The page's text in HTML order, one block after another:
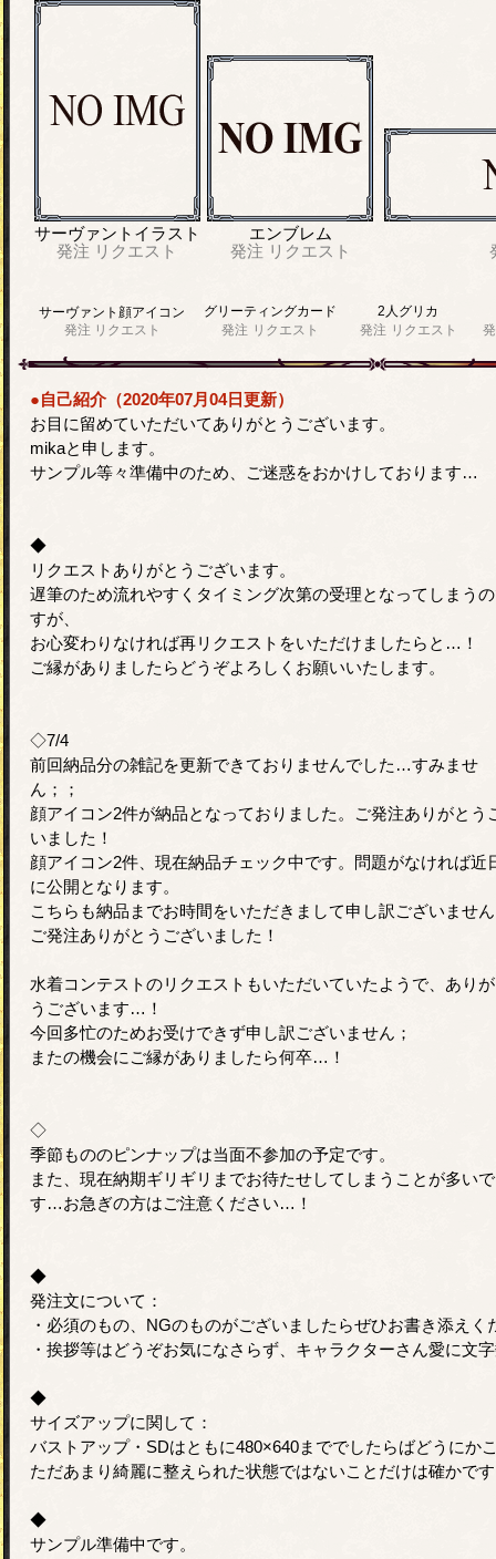
サーヴァントイラスト
発注 リクエスト
エンブレム
発注 リクエスト
サーヴァント顔アイコン
発注 リクエスト
グリーティングカード
発注 リクエスト
2人グリカ
発注 リクエスト
●自己紹介（2020年07月04日更新）
お目に留めていただいてありがとうございます。
mikaと申します。
サンプル等々準備中のため、ご迷惑をおかけしております…
◆
リクエストありがとうございます。
遅筆のため流れやすくタイミング次第の受理となってしまう
すが、
お心変わりなければ再リクエストをいただけましたらと…！
ご縁がありましたらどうぞよろしくお願いいたします。
◇7/4
前回納品分の雑記を更新できておりませんでした…すみませ
ん；；
顔アイコン2件が納品となっておりました。ご発注ありがとう
いました！
顔アイコン2件、現在納品チェック中です。問題がなければ近
に公開となります。
こちらも納品までお時間をいただきまして申し訳ございませ
ご発注ありがとうございました！
水着コンテストのリクエストもいただいていたようで、あり
うございます…！
今回多忙のためお受けできず申し訳ございません；
またの機会にご縁がありましたら何卒…！
◇
季節もののピンナップは当面不参加の予定です。
また、現在納期ギリギリまでお待たせしてしまうことが多いで
す…お急ぎの方はご注意ください…！
◆
発注文について：
・必須のもの、NGのものがございましたらぜひお書き添えく
・挨拶等はどうぞお気になさらず、キャラクターさん愛に文
◆
サイズアップに関して：
バストアップ・SDはともに480×640まででしたらばどうにか
ただあまり綺麗に整えられた状態ではないことだけは確かで
◆
サンプル準備中です。